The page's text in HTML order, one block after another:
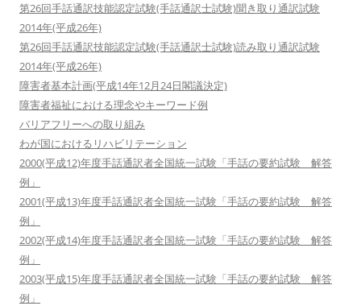
第26回手話通訳技能認定試験(手話通訳士試験)聞き取り通訳試験
2014年(平成26年)
第26回手話通訳技能認定試験(手話通訳士試験)読み取り通訳試験
2014年(平成26年)
障害者基本計画(平成14年12月24日閣議決定)
障害者福祉における理念やキーワード例
バリアフリーへの取り組み
わが国におけるリハビリテーション
2000(平成12)年度手話通訳者全国統一試験「手話の要約試験 解答
例」
2001(平成13)年度手話通訳者全国統一試験「手話の要約試験 解答
例」
2002(平成14)年度手話通訳者全国統一試験「手話の要約試験 解答
例」
2003(平成15)年度手話通訳者全国統一試験「手話の要約試験 解答
例」